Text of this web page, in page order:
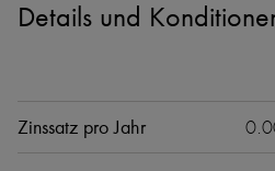
Details und
Zinssatz pro Jahr